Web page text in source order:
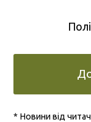
* Новини від